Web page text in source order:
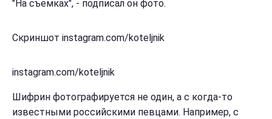
"На съемках", - подписал он фото.
Скриншот instagram.com/koteljnik
instagram.com/koteljnik
Шифрин фотографируется не один, а с когда-то
известными российскими певцами. Например, с